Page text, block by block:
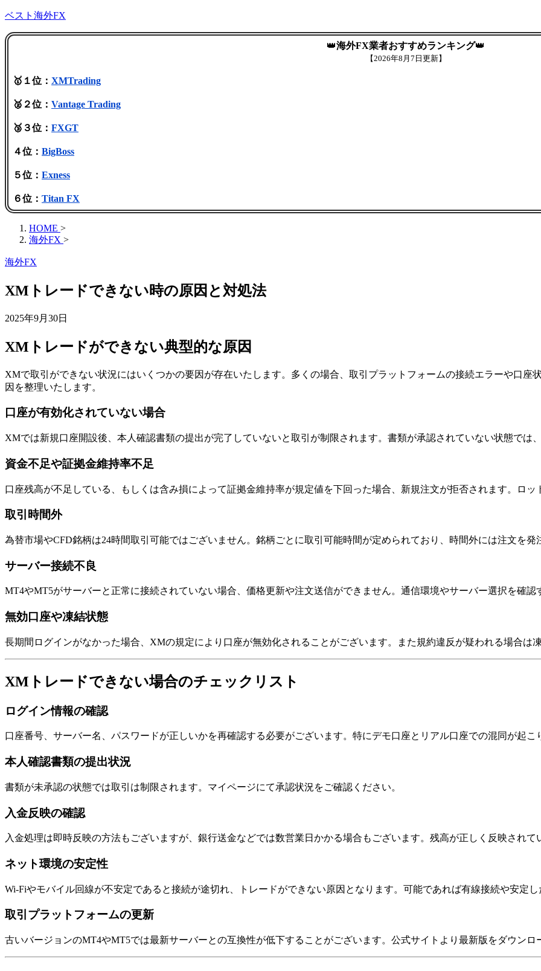
ベスト海外FX
👑海外FX業者おすすめランキング👑
【2026年8月7日更新】
🥇１位： XMTrading
🥈２位： Vantage Trading
🥉３位： FXGT
４位： BigBoss
５位： Exness
６位： Titan FX
HOME >
海外FX >
海外FX
XMトレードできない時の原因と対処法
2025年9月30日
XMトレードができない典型的な原因
XMで取引ができない状況にはいくつかの要因が存在いたします。多くの場合、取引プラットフォームの接続エラーや口座
因を整理いたします。
口座が有効化されていない場合
XMでは新規口座開設後、本人確認書類の提出が完了していないと取引が制限されます。書類が承認されていない状態では
資金不足や証拠金維持率不足
口座残高が不足している、もしくは含み損によって証拠金維持率が規定値を下回った場合、新規注文が拒否されます。ロッ
取引時間外
為替市場やCFD銘柄は24時間取引可能ではございません。銘柄ごとに取引可能時間が定められており、時間外には注文を発
サーバー接続不良
MT4やMT5がサーバーと正常に接続されていない場合、価格更新や注文送信ができません。通信環境やサーバー選択を確認
無効口座や凍結状態
長期間ログインがなかった場合、XMの規定により口座が無効化されることがございます。また規約違反が疑われる場合は
XMトレードできない場合のチェックリスト
ログイン情報の確認
口座番号、サーバー名、パスワードが正しいかを再確認する必要がございます。特にデモ口座とリアル口座での混同が起こ
本人確認書類の提出状況
書類が未承認の状態では取引は制限されます。マイページにて承認状況をご確認ください。
入金反映の確認
入金処理は即時反映の方法もございますが、銀行送金などでは数営業日かかる場合もございます。残高が正しく反映されて
ネット環境の安定性
Wi-Fiやモバイル回線が不安定であると接続が途切れ、トレードができない原因となります。可能であれば有線接続や安定し
取引プラットフォームの更新
古いバージョンのMT4やMT5では最新サーバーとの互換性が低下することがございます。公式サイトより最新版をダウンロ